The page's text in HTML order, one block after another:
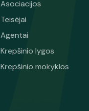
Asociacijos
Teisėjai
Agentai
Krepšinio lygos
Krepšinio mokyklos